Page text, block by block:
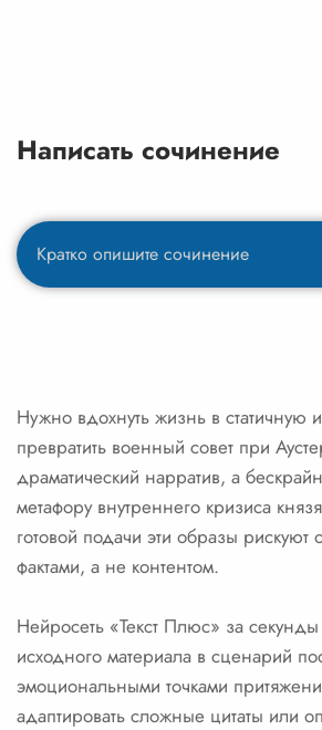
Написать сочинение
Нужно вдохнуть жизнь в статичную
превратить военный совет при
драматический нарратив, а
метафору внутреннего кризиса
готовой подачи эти образы рискуют
фактами, а не контентом.
Нейросеть «Текст Плюс» за секунды
исходного материала в сценарий
эмоциональными точками
адаптировать сложные цитаты или